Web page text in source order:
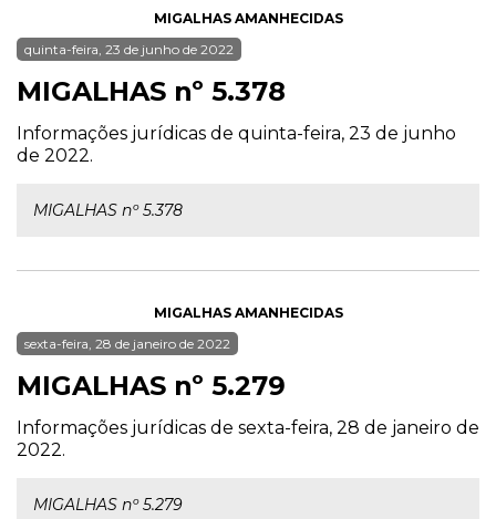
MIGALHAS AMANHECIDAS
quinta-feira, 23 de junho de 2022
MIGALHAS nº 5.378
Informações jurídicas de quinta-feira, 23 de junho
de 2022.
MIGALHAS nº 5.378
MIGALHAS AMANHECIDAS
sexta-feira, 28 de janeiro de 2022
MIGALHAS nº 5.279
Informações jurídicas de sexta-feira, 28 de janeiro de
2022.
MIGALHAS nº 5.279